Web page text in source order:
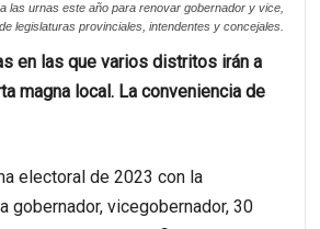
las urnas este año para renovar gobernador y vice,
legislaturas provinciales, intendentes y concejales.
en las que varios distritos irán a
magna local. La conveniencia de
electoral de 2023 con la
gobernador, vicegobernador, 30